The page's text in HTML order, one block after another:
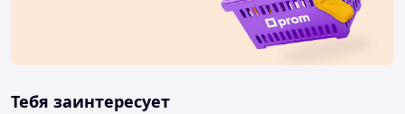
Тебя заинтересует